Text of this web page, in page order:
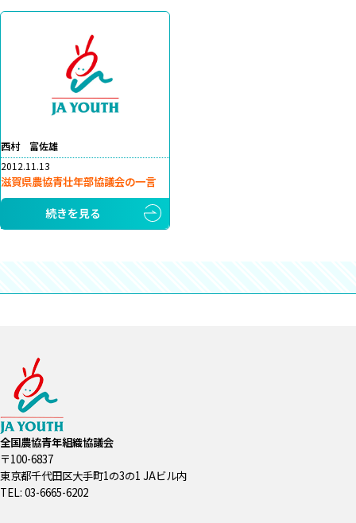
西村 富佐雄
2012.11.13
滋賀県農協青壮年部協議会の一言
続きを見る
全国農協青年組織協議会
〒100-6837
東京都千代田区大手町1の3の1 JAビル内
TEL: 03-6665-6202